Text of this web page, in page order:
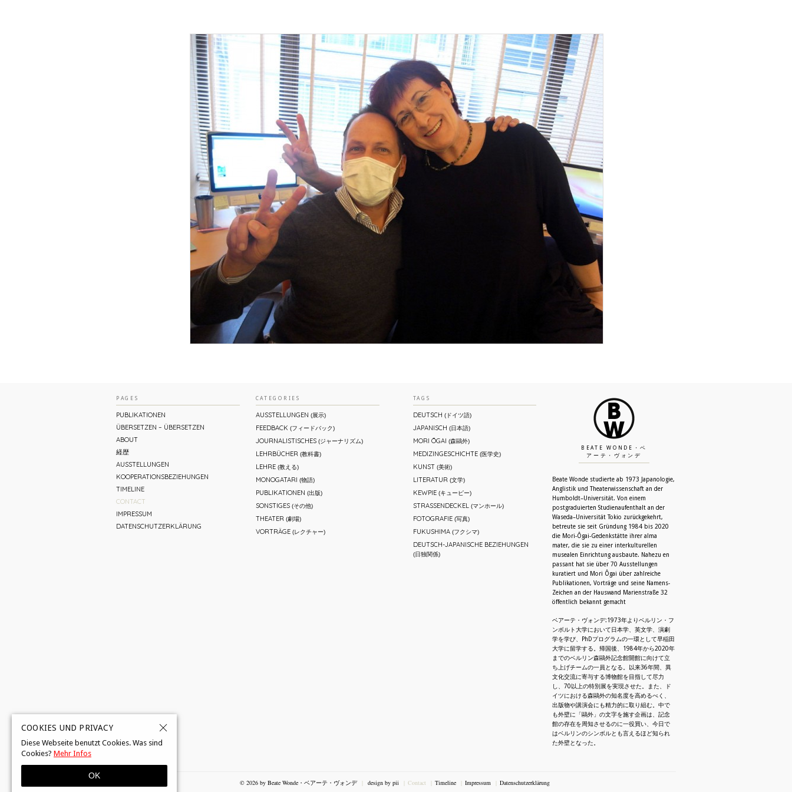
PAGES
PUBLIKATIONEN
ÜBERSETZEN – ÜBERSETZEN
ABOUT
経歴
AUSSTELLUNGEN
KOOPERATIONSBEZIEHUNGEN
TIMELINE
CONTACT
IMPRESSUM
DATENSCHUTZERKLÄRUNG
CATEGORIES
AUSSTELLUNGEN (展示)
FEEDBACK (フィードバック)
JOURNALISTISCHES(ジャーナリズム)
LEHRBÜCHER (教科書)
LEHRE(教える)
MONOGATARI (物語)
PUBLIKATIONEN (出版)
SONSTIGES(その他)
THEATER (劇場)
VORTRÄGE(レクチャー)
TAGS
DEUTSCH (ドイツ語)
JAPANISCH (日本語)
MORI ŌGAI (森鷗外)
MEDIZINGESCHICHTE(医学史)
KUNST(美術)
LITERATUR (文学)
KEWPIE(キューピー)
STRASSENDECKEL (マンホール)
FOTOGRAFIE(写真)
FUKUSHIMA(フクシマ)
DEUTSCH-JAPANISCHE BEZIEHUNGEN
(日独関係)
BEATE WONDE・ベ
アーテ・ヴォンデ
Beate Wonde studierte ab 1973 Japanologie,
Anglistik und Theaterwissenschaft an der
Humboldt–Universität. Von einem
postgraduierten Studienaufenthalt an der
Waseda–Universität Tokio zurückgekehrt,
betreute sie seit Gründung 1984 bis 2020
die Mori-Ôgai-Gedenkstätte ihrer alma
mater, die sie zu einer interkulturellen
musealen Einrichtung ausbaute. Nahezu en
passant hat sie über 70 Ausstellungen
kuratiert und Mori Ôgai über zahlreiche
Publikationen, Vorträge und seine Namens-
Zeichen an der Hauswand Marienstraße 32
öffentlich bekannt gemacht
ベアーテ・ヴォンデ:1973年よりベルリン・フ
ンボルト大学において日本学、英文学、演劇
学を学び、PhDプログラムの一環として早稲田
大学に留学する。帰国後、1984年から2020年
までのベルリン森鷗外記念館開館に向けて立
ち上げチームの一員となる。以来36年間、異
文化交流に寄与する博物館を目指して尽力
し、70以上の特別展を実現させた。また、ド
イツにおける森鷗外の知名度を高めるべく、
出版物や講演会にも精力的に取り組む。中で
も外壁に「鷗外」の文字を施す企画は、記念
館の存在を周知させるのに一役買い、今日で
はベルリンのシンボルとも言えるほど知られ
た外壁となった。
© 2026 by Beate Wonde・ベアーテ・ヴォンデ design by pii Contact Timeline Impressum Datenschutzerklärung
COOKIES UND PRIVACY
Diese Webseite benutzt Cookies. Was sind
Cookies? Mehr Infos
OK